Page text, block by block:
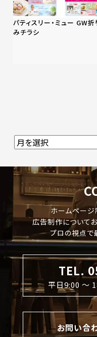
パティスリー・ミュー GW折
みチラシ
ホームページ
広告制作について
プロの視点で
TEL.
平日9:00 〜
お問い合